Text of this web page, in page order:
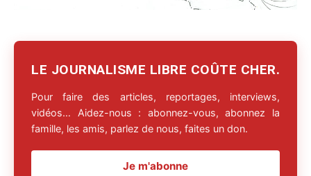
LE JOURNALISME LIBRE COÛTE CHER.
Pour faire des articles, reportages, interviews,
vidéos… Aidez-nous : abonnez-vous, abonnez la
famille, les amis, parlez de nous, faites un don.
Je m'abonne